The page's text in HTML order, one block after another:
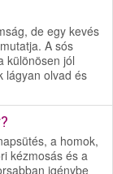
de egy kevés
A sós
különösen jól
lágyan olvad és
a homok,
kézmosás és a
igénybe